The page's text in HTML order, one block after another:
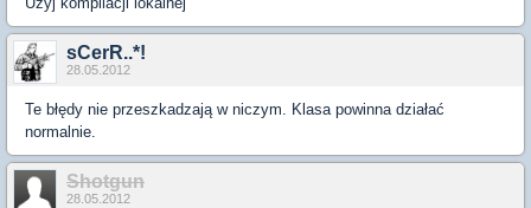
sCerR..*!
28.05.2012
Te błędy nie przeszkadzają w niczym. Klasa powinna działać
normalnie.
Shotgun
28.05.2012